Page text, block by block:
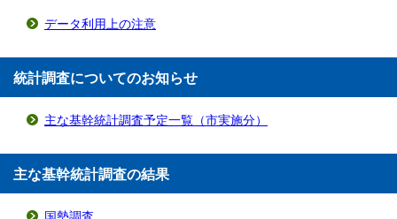
データ利用上の注意
統計調査についてのお知らせ
主な基幹統計調査予定一覧（市実施分）
主な基幹統計調査の結果